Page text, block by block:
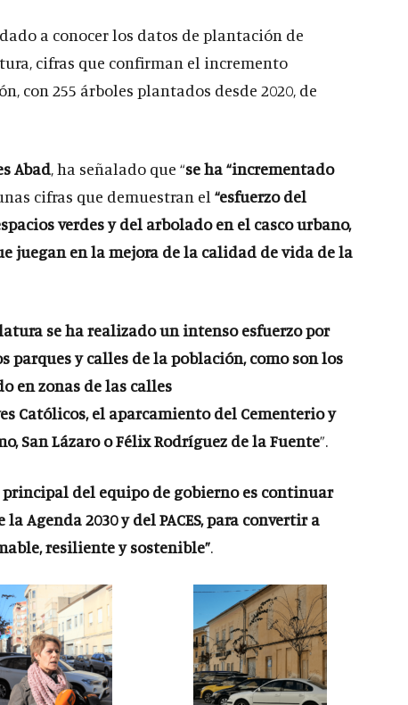
a conocer los datos de plantación de
cifras que confirman el incremento
con 255 árboles plantados desde 2020, de
Abad, ha señalado que “se ha “incrementado
cifras que demuestran el “esfuerzo del
verdes y del arbolado en el casco urbano,
juegan en la mejora de la calidad de vida de la
se ha realizado un intenso esfuerzo por
parques y calles de la población, como son los
en zonas de las calles
Católicos, el aparcamiento del Cementerio y
San Lázaro o Félix Rodríguez de la Fuente”.
principal del equipo de gobierno es continuar
Agenda 2030 y del PACES, para convertir a
resiliente y sostenible”.